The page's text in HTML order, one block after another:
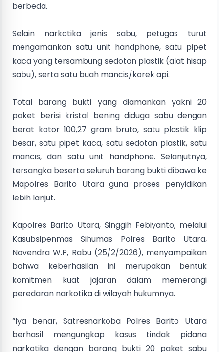
berbeda.
Selain narkotika jenis sabu, petugas turut
mengamankan satu unit handphone, satu pipet
kaca yang tersambung sedotan plastik (alat hisap
sabu), serta satu buah mancis/korek api.
Total barang bukti yang diamankan yakni 20
paket berisi kristal bening diduga sabu dengan
berat kotor 100,27 gram bruto, satu plastik klip
besar, satu pipet kaca, satu sedotan plastik, satu
mancis, dan satu unit handphone. Selanjutnya,
tersangka beserta seluruh barang bukti dibawa ke
Mapolres Barito Utara guna proses penyidikan
lebih lanjut.
Kapolres Barito Utara, Singgih Febiyanto, melalui
Kasubsipenmas Sihumas Polres Barito Utara,
Novendra W.P, Rabu (25/2/2026), menyampaikan
bahwa keberhasilan ini merupakan bentuk
komitmen kuat jajaran dalam memerangi
peredaran narkotika di wilayah hukumnya.
“Iya benar, Satresnarkoba Polres Barito Utara
berhasil mengungkap kasus tindak pidana
narkotika dengan barang bukti 20 paket sabu